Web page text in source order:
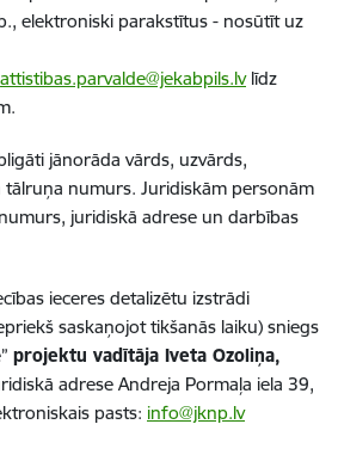
elektroniski parakstītus - nosūtīt uz
attistibas.parvalde@jekabpils.lvlīdz
jānorāda vārds, uzvārds,
tālruņa numurs. Juridiskām personām
juridiskā adrese un darbības
ieceres detalizētu izstrādi
saskaņojottikšanās laiku) sniegs
projektu vadītāja Iveta Ozoliņa,
adrese Andreja Pormaļa iela 39,
pasts: info@jknp.lv